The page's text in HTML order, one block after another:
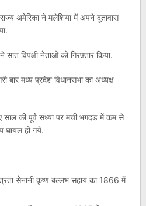
अमेरिका ने मलेशिया में अपने दूतावास
सात विपक्षी नेताओं को गिरफ़्तार किया.
बार मध्य प्रदेश विधानसभा का अध्यक्ष
की पूर्व संध्या पर मची भगदड़ में कम से
घायल हो गये.
सेनानी कृष्ण बल्लभ सहाय का 1866 में